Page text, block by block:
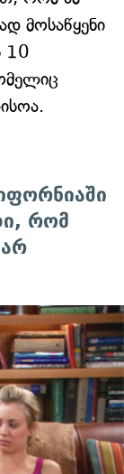
მოსაწყენი
10
რომ